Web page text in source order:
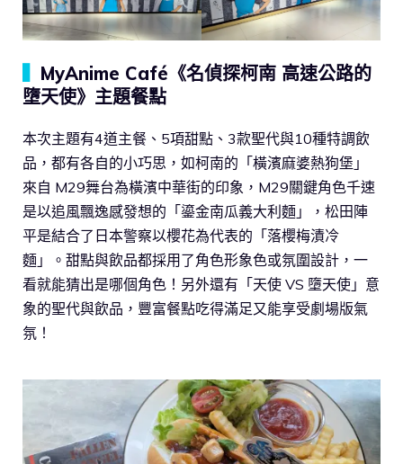
MyAnime Café《名偵探柯南 高速公路的
墮天使》主題餐點
本次主題有4道主餐、5項甜點、3款聖代與10種特調飲
品，都有各自的小巧思，如柯南的「橫濱麻婆熱狗堡」
來自 M29舞台為橫濱中華街的印象，M29關鍵角色千速
是以追風飄逸感發想的「鎏金南瓜義大利麵」，松田陣
平是結合了日本警察以櫻花為代表的「落櫻梅漬冷
麵」。甜點與飲品都採用了角色形象色或氛圍設計，一
看就能猜出是哪個角色！另外還有「天使 VS 墮天使」意
象的聖代與飲品，豐富餐點吃得滿足又能享受劇場版氣
氛！